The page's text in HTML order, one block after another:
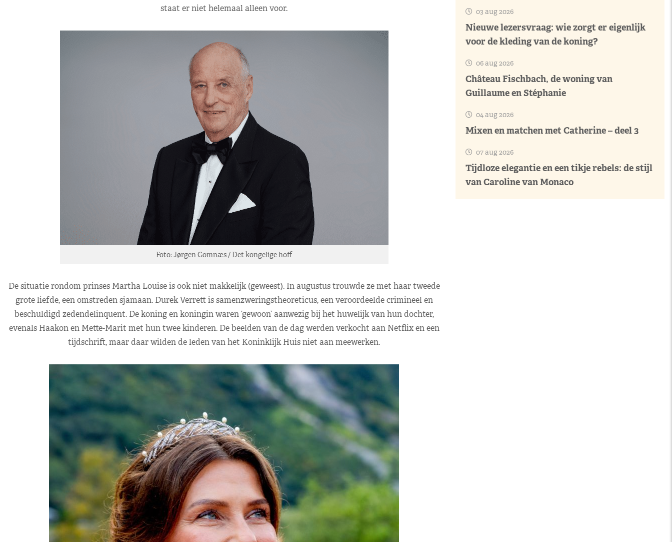
staat er niet helemaal alleen voor.
Foto: Jørgen Gomnæs / Det kongelige hoff
De situatie rondom prinses Martha Louise is ook niet makkelijk (geweest). In augustus trouwde ze met haar tweede
grote liefde, een omstreden sjamaan. Durek Verrett is samenzweringstheoreticus, een veroordeelde crimineel en
beschuldigd zedendelinquent. De koning en koningin waren ‘gewoon’ aanwezig bij het huwelijk van hun dochter,
evenals Haakon en Mette-Marit met hun twee kinderen. De beelden van de dag werden verkocht aan Netflix en een
tijdschrift, maar daar wilden de leden van het Koninklijk Huis niet aan meewerken.
03 aug 2026
Nieuwe lezersvraag: wie zorgt er eigenlijk
voor de kleding van de koning?
06 aug 2026
Château Fischbach, de woning van
Guillaume en Stéphanie
04 aug 2026
Mixen en matchen met Catherine – deel 3
07 aug 2026
Tijdloze elegantie en een tikje rebels: de stijl
van Caroline van Monaco